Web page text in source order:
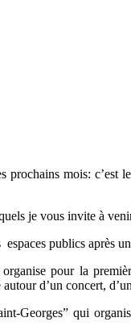
mois: c’est
je vous invite à
publics après
pour la
d’un concert,
Georges” qui